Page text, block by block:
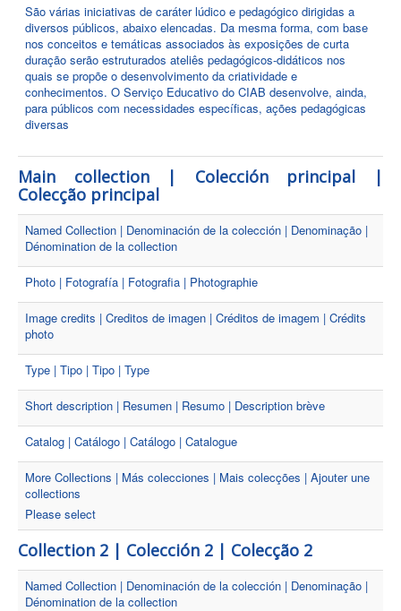
São várias iniciativas de caráter lúdico e pedagógico dirigidas a
diversos públicos, abaixo elencadas. Da mesma forma, com base
nos conceitos e temáticas associados às exposições de curta
duração serão estruturados ateliês pedagógicos-didáticos nos
quais se propõe o desenvolvimento da criatividade e
conhecimentos. O Serviço Educativo do CIAB desenvolve, ainda,
para públicos com necessidades específicas, ações pedagógicas
diversas
Main collection | Colección principal |
Colecção principal
Named Collection | Denominación de la colección | Denominação |
Dénomination de la collection
Photo | Fotografía | Fotografia | Photographie
Image credits | Creditos de imagen | Créditos de imagem | Crédits
photo
Type | Tipo | Tipo | Type
Short description | Resumen | Resumo | Description brève
Catalog | Catálogo | Catálogo | Catalogue
More Collections | Más colecciones | Mais colecções | Ajouter une
collections
Please select
Collection 2 | Colección 2 | Colecção 2
Named Collection | Denominación de la colección | Denominação |
Dénomination de la collection